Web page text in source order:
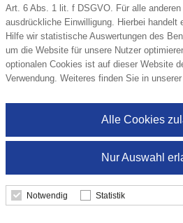
Art. 6 Abs. 1 lit. f DSGVO. Für alle
ausdrückliche Einwilligung. Hierbei
Hilfe wir statistische Auswertungen des
um die Website für unsere Nutzer
optionalen Cookies ist auf dieser Website
Verwendung. Weiteres finden Sie in unserer
Nur Auswahl
Alle Cookies
Notwendig Statistik